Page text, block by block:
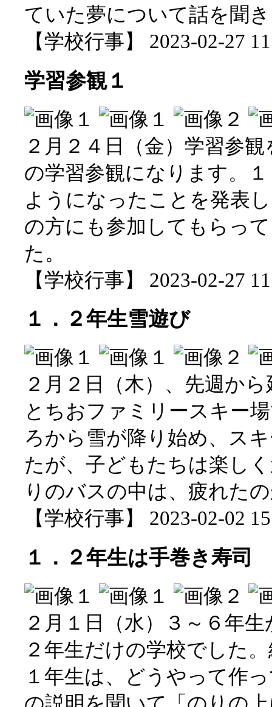
ていた夢について話を聞
【学校行事】 2023-02-27
学習参観１
２月２４日（金）学習参
の学習参観になります。
ようになったことを発表
の方にも参加してもらっ
た。
【学校行事】 2023-02-27
１．２年生雪遊び
２月２日（木）、先週か
とちおファミリースキー
ろから雪が降り始め、ス
たが、子どもたちは楽し
りのバスの中は、疲れた
【学校行事】 2023-02-02
１．２年生は手巻き寿司
２月１日（水）３～６年
２年生だけの学校でした
１年生は、どうやって作